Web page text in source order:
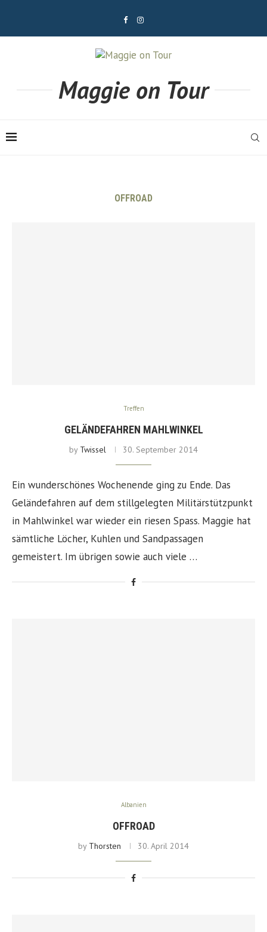
Maggie on Tour
OFFROAD
Treffen
GELÄNDEFAHREN MAHLWINKEL
by Twissel 30. September 2014
Ein wunderschönes Wochenende ging zu Ende. Das
Geländefahren auf dem stillgelegten Militärstützpunkt
in Mahlwinkel war wieder ein riesen Spass. Maggie hat
sämtliche Löcher, Kuhlen und Sandpassagen
gemeistert. Im übrigen sowie auch viele …
Albanien
OFFROAD
by Thorsten 30. April 2014